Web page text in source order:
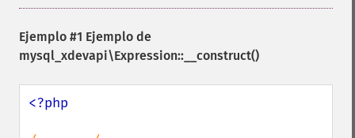
Ejemplo #1 Ejemplo de
mysql_xdevapi\Expression::__construct()
<?php